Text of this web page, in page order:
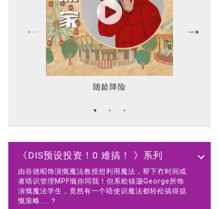
随龄降险
《DIS预设投资！0 难搞！ 》系列
由谷德昭饰演慨魔法教授想利用魔法，帮下冇时间或
者唔识管理MPF慨你同我！但系欧镇灏George所饰
演慨魔法学生，竟然有一个唔使识魔法都轻松搞得掂
慨策略……？